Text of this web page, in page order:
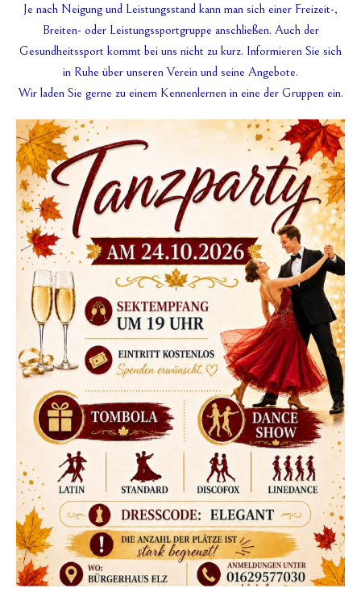
Je nach Neigung und Leistungsstand kann man sich einer Freizeit-,
Breiten- oder Leistungssportgruppe anschließen. Auch der
Gesundheitssport kommt bei uns nicht zu kurz. Informieren Sie sich
in Ruhe über unseren Verein und seine Angebote.
Wir laden Sie gerne zu einem Kennenlernen in eine der Gruppen ein.